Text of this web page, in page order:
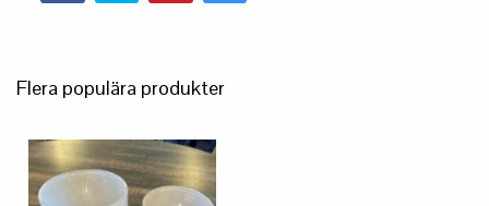
Flera populära produkter